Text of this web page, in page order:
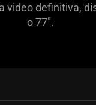
video definitiva,
o 77".